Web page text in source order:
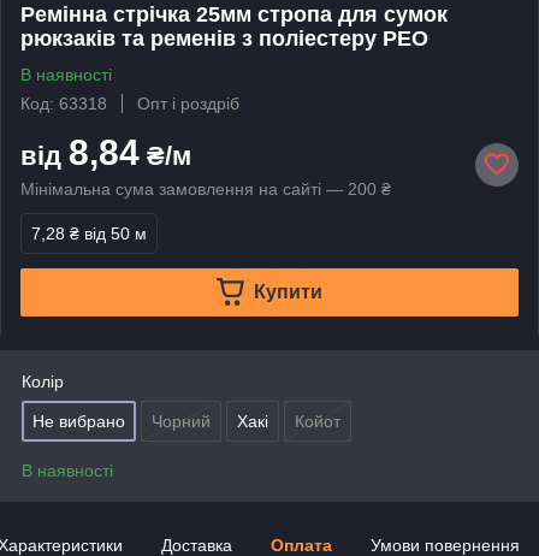
Ремінна стрічка 25мм стропа для сумок
рюкзаків та ременів з поліестеру PEO
В наявності
Код: 63318
Опт і роздріб
від 8,84 ₴/м
Мінімальна сума замовлення на сайті — 200 ₴
7,28 ₴ від 50 м
Купити
Колір
Не вибрано Чорний Хакі Койот
В наявності
Доставка Оплата Умови повернення